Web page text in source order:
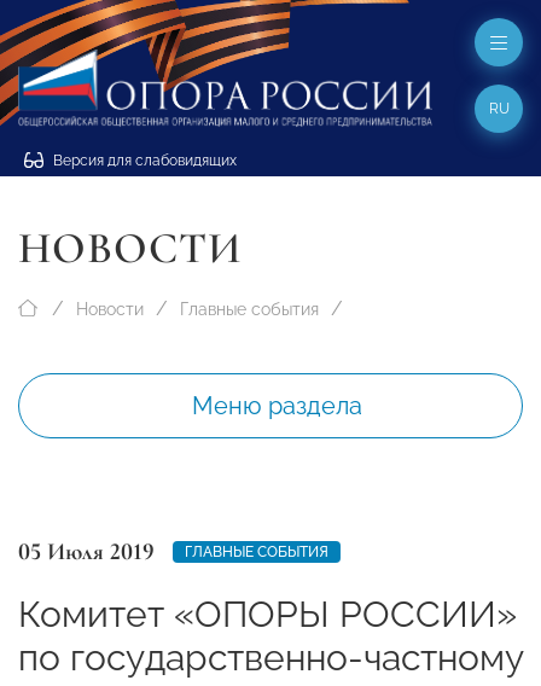
Версия для слабовидящих
RU
НОВОСТИ
Новости Главные события
Меню раздела
05 Июля 2019 ГЛАВНЫЕ СОБЫТИЯ
Комитет «ОПОРЫ РОССИИ»
по государственно-частному